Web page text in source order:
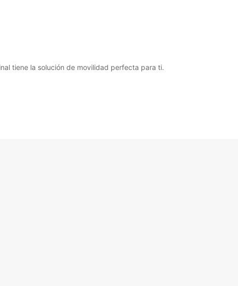
tiene la solución de movilidad perfecta para ti.